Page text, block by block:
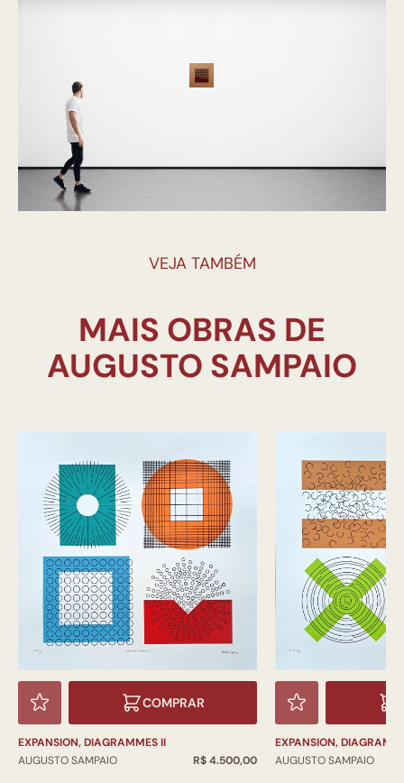
VEJA TAMBÉM
MAIS OBRAS DE
COMPRAR
EXPANSION, DIAGRAMMES II
AUGUSTO SAMPAIO
R$ 4.500,00
EXPANSION,
AUGUSTO SAMPAIO